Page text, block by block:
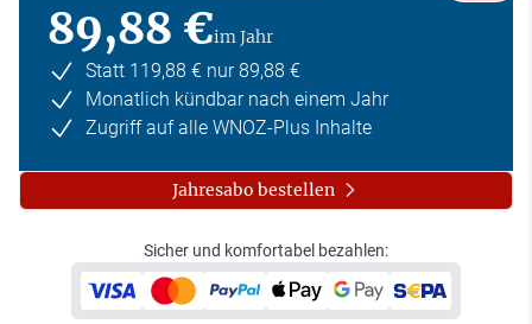
89,88 €im Jahr
Statt 119,88 € nur 89,88 €
Monatlich kündbar nach einem Jahr
Zugriff auf alle WNOZ-Plus Inhalte
Jahresabo bestellen
Sicher und komfortabel bezahlen: